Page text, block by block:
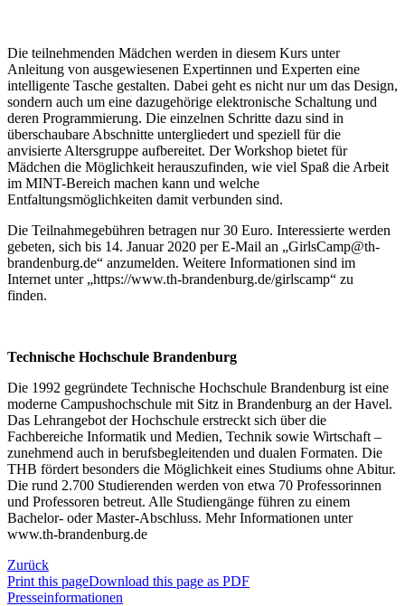
Die teilnehmenden Mädchen werden in diesem Kurs unter
Anleitung von ausgewiesenen Expertinnen und Experten eine
intelligente Tasche gestalten. Dabei geht es nicht nur um das Design,
sondern auch um eine dazugehörige elektronische Schaltung und
deren Programmierung. Die einzelnen Schritte dazu sind in
überschaubare Abschnitte untergliedert und speziell für die
anvisierte Altersgruppe aufbereitet. Der Workshop bietet für
Mädchen die Möglichkeit herauszufinden, wie viel Spaß die Arbeit
im MINT-Bereich machen kann und welche
Entfaltungsmöglichkeiten damit verbunden sind.
Die Teilnahmegebühren betragen nur30 Euro. Interessierte werden
gebeten, sich bis 14. Januar 2020 per E-Mail an „GirlsCamp@th-
brandenburg.de“ anzumelden. Weitere Informationen sind im
Internet unter „https://www.th-brandenburg.de/girlscamp“ zu
finden.
Technische Hochschule Brandenburg
Die 1992 gegründete Technische Hochschule Brandenburg ist eine
moderne Campushochschule mit Sitz in Brandenburg an der Havel.
Das Lehrangebot der Hochschule erstreckt sich über die
Fachbereiche Informatik und Medien, Technik sowie Wirtschaft –
zunehmend auch in berufsbegleitenden und dualen Formaten. Die
THB fördert besonders die Möglichkeit eines Studiums ohne Abitur.
Die rund 2.700 Studierenden werden von etwa 70 Professorinnen
und Professoren betreut. Alle Studiengänge führen zu einem
Bachelor- oder Master-Abschluss. Mehr Informationen unter
www.th-brandenburg.de
Zurück
Print this pageDownload this page as PDF
Presseinformationen